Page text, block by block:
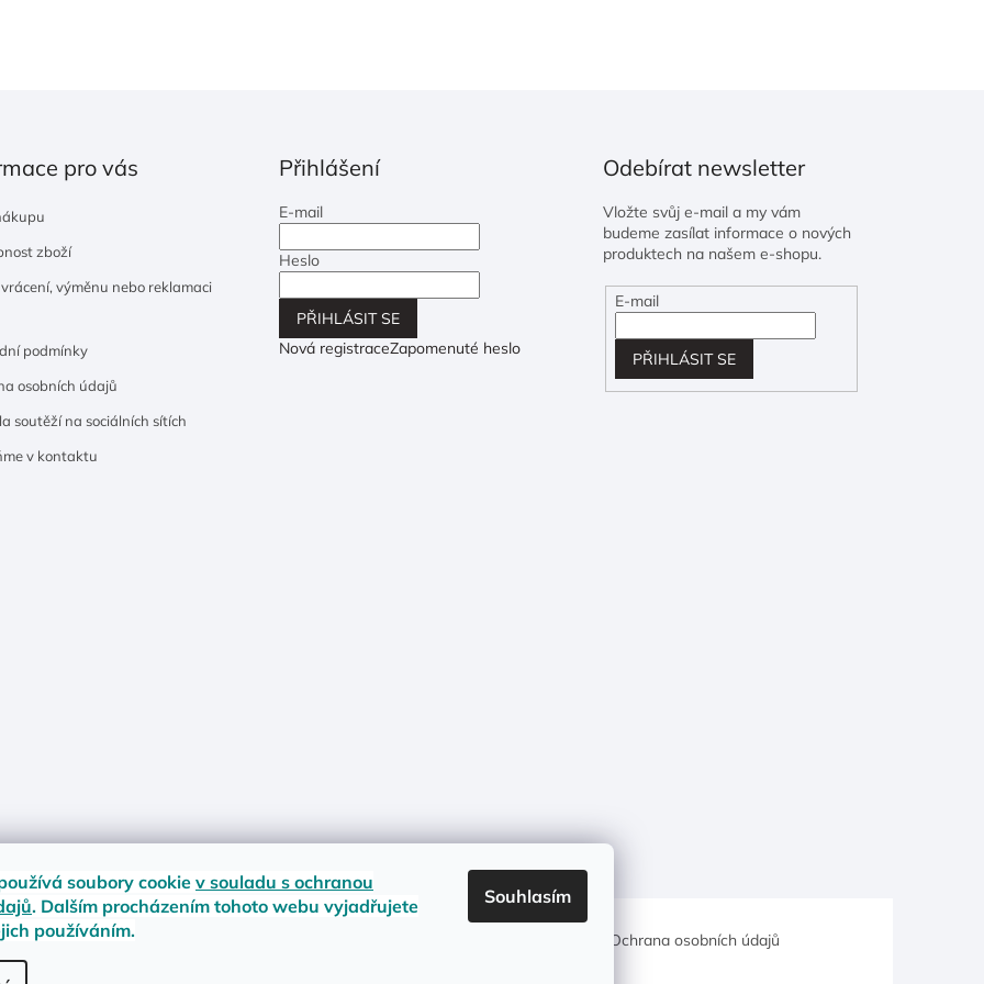
soubory cookiev souladu s ochranou
. Dalším procházením tohoto webu vyjadřujete
používáním.
Souhlasím
pro vás
zboží
vrácení, výměnu nebo reklamaci
podmínky
osobních údajů
soutěží na sociálních sítích
v kontaktu
Přihlášení
E-mail
Heslo
PŘIHLÁSIT SE
Nová registraceZapomenuté heslo
Odebírat newsletter
Vložte svůj e-mail a my vám
budeme zasílat informace o nových
produktech na našem e-shopu.
E-mail
PŘIHLÁSIT SE
zboží Materiály a velikosti Ochrana osobních údajů